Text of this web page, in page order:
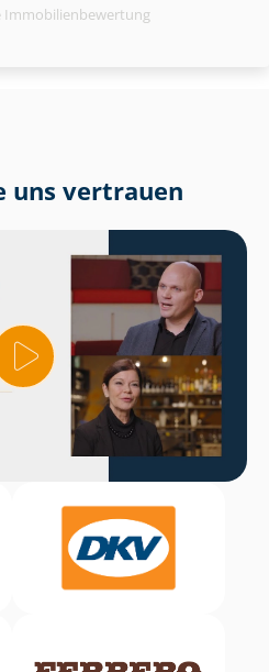
Immobilienbewertung
uns vertrauen